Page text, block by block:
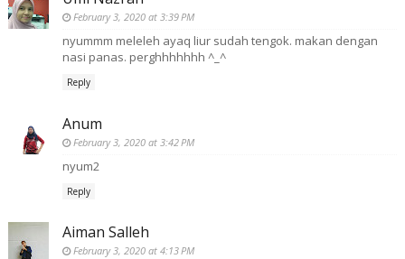
February 3, 2020 at 3:39 PM
nyummm meleleh ayaq liur sudah tengok. makan dengan
nasi panas. perghhhhhhh ^_^
Reply
Anum
February 3, 2020 at 3:42 PM
nyum2
Reply
Aiman Salleh
February 3, 2020 at 4:13 PM